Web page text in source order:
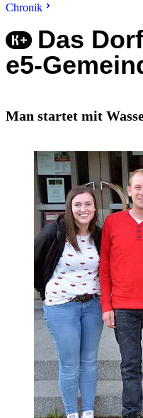
Chronik
Das
e5-
Man startet mit